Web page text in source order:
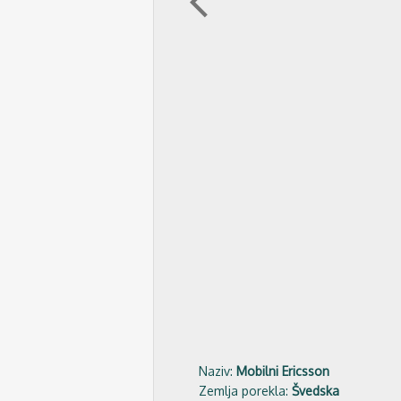
Naziv: Mobilni Ericsson
Zemlja porekla: Švedska